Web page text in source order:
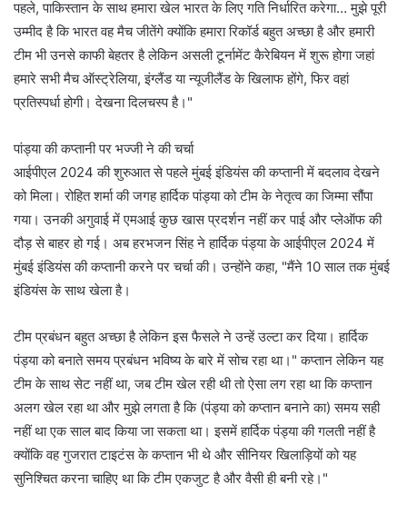
पहले, पाकिस्तान के साथ हमारा खेल भारत के लिए गति निर्धारित करेगा… मुझे पूरी
उम्मीद है कि भारत वह मैच जीतेंगे क्योंकि हमारा रिकॉर्ड बहुत अच्छा है और हमारी
टीम भी उनसे काफी बेहतर है लेकिन असली टूर्नामेंट कैरेबियन में शुरू होगा जहां
हमारे सभी मैच ऑस्ट्रेलिया, इंग्लैंड या न्यूजीलैंड के खिलाफ होंगे, फिर वहां
प्रतिस्पर्धा होगी। देखना दिलचस्प है।"
पांड्या की कप्तानी पर भज्जी ने की चर्चा
आईपीएल 2024 की शुरुआत से पहले मुंबई इंडियंस की कप्तानी में बदलाव देखने
को मिला। रोहित शर्मा की जगह हार्दिक पांड्या को टीम के नेतृत्व का जिम्मा सौंपा
गया। उनकी अगुवाई में एमआई कुछ खास प्रदर्शन नहीं कर पाई और प्लेऑफ की
दौड़ से बाहर हो गई। अब हरभजन सिंह ने हार्दिक पंड्या के आईपीएल 2024 में
मुंबई इंडियंस की कप्तानी करने पर चर्चा की। उन्होंने कहा, "मैंने 10 साल तक मुंबई
इंडियंस के साथ खेला है।
टीम प्रबंधन बहुत अच्छा है लेकिन इस फैसले ने उन्हें उल्टा कर दिया। हार्दिक
पंड्या को बनाते समय प्रबंधन भविष्य के बारे में सोच रहा था।" कप्तान लेकिन यह
टीम के साथ सेट नहीं था, जब टीम खेल रही थी तो ऐसा लग रहा था कि कप्तान
अलग खेल रहा था और मुझे लगता है कि (पंड्या को कप्तान बनाने का) समय सही
नहीं था एक साल बाद किया जा सकता था। इसमें हार्दिक पंड्या की गलती नहीं है
क्योंकि वह गुजरात टाइटंस के कप्तान भी थे और सीनियर खिलाड़ियों को यह
सुनिश्चित करना चाहिए था कि टीम एकजुट है और वैसी ही बनी रहे।"